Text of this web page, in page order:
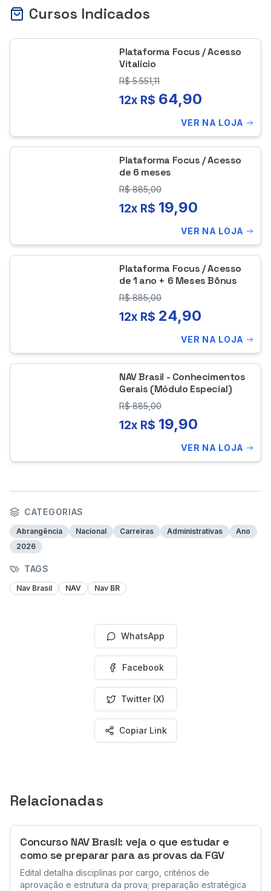
Cursos Indicados
Plataforma Focus / Acesso
Vitalício
R$5.551,11
12x R$ 64,90
VER NA LOJA
Plataforma Focus / Acesso
de 6 meses
R$885,00
12x R$ 19,90
VER NA LOJA
Plataforma Focus / Acesso
de 1 ano + 6 Meses Bônus
R$885,00
12x R$ 24,90
VER NA LOJA
NAV Brasil - Conhecimentos
Gerais (Módulo Especial)
R$885,00
12x R$ 19,90
VER NA LOJA
CATEGORIAS
Abrangência Nacional Carreiras Administrativas
Ano
2026
TAGS
Nav Brasil NAV Nav BR
WhatsApp
Facebook
Twitter (X)
Copiar Link
Relacionadas
Concurso NAV Brasil: veja o que estudar e
como se preparar para as provas da FGV
Edital detalha disciplinas por cargo, critérios de
aprovação e estrutura da prova; preparação estratégica